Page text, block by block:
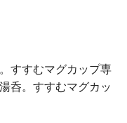
すすむマグカップ専
呑。すすむマグカッ